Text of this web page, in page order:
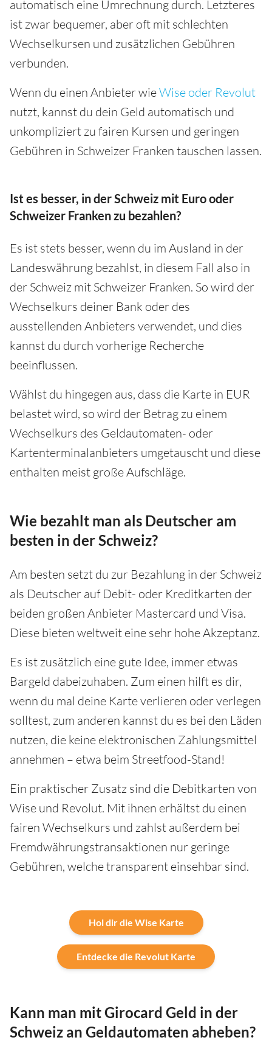
automatisch eine Umrechnung durch. Letzteres
ist zwar bequemer, aber oft mit schlechten
Wechselkursen und zusätzlichen Gebühren
verbunden.
Wenn du einen Anbieter wieWise oder Revolut
nutzt, kannst du dein Geld automatisch und
unkompliziert zu fairen Kursen und geringen
Gebühren in Schweizer Franken tauschen lassen.
Ist es besser, in der Schweiz mit Euro oder
Schweizer Franken zu bezahlen?
Es ist stets besser, wenn du im Ausland in der
Landeswährung bezahlst, in diesem Fall also in
der Schweiz mit Schweizer Franken. So wird der
Wechselkurs deiner Bank oder des
ausstellenden Anbieters verwendet, und dies
kannst du durch vorherige Recherche
beeinflussen.
Wählst du hingegen aus, dass die Karte in EUR
belastet wird, so wird der Betrag zu einem
Wechselkurs des Geldautomaten- oder
Kartenterminalanbieters umgetauscht und diese
enthalten meist große Aufschläge.
Wie bezahlt man als Deutscher am
besten in der Schweiz?
Am besten setzt du zur Bezahlung in der Schweiz
als Deutscher auf Debit- oder Kreditkarten der
beiden großen Anbieter Mastercard und Visa.
Diese bieten weltweit eine sehr hohe Akzeptanz.
Es ist zusätzlich eine gute Idee, immer etwas
Bargeld dabeizuhaben. Zum einen hilft es dir,
wenn du mal deine Karte verlieren oder verlegen
solltest, zum anderen kannst du es bei den Läden
nutzen, die keine elektronischen Zahlungsmittel
annehmen – etwa beim Streetfood-Stand!
Ein praktischer Zusatz sind die Debitkarten von
Wise und Revolut. Mit ihnen erhältst du einen
fairen Wechselkurs und zahlst außerdem bei
Fremdwährungstransaktionen nur geringe
Gebühren, welche transparent einsehbar sind.
Hol dir die Wise Karte
Entdecke die Revolut Karte
Kann man mit Girocard Geld in der
Schweiz an Geldautomaten abheben?